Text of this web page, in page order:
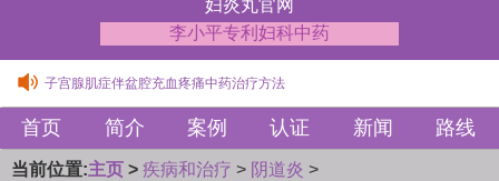
妇炎丸官网
李小平专利妇科中药
女性支原体引发的宫颈炎症状中药调理方
子宫腺肌症伴盆腔充血疼痛中药治疗方法
女性支原体引发的宫颈炎症状中药调理方
子宫腺肌症伴盆腔充血疼痛中药治疗方法
首页 简介 案例 认证 新闻 路线
当前位置:主页 > 疾病和治疗 > 阴道炎 >